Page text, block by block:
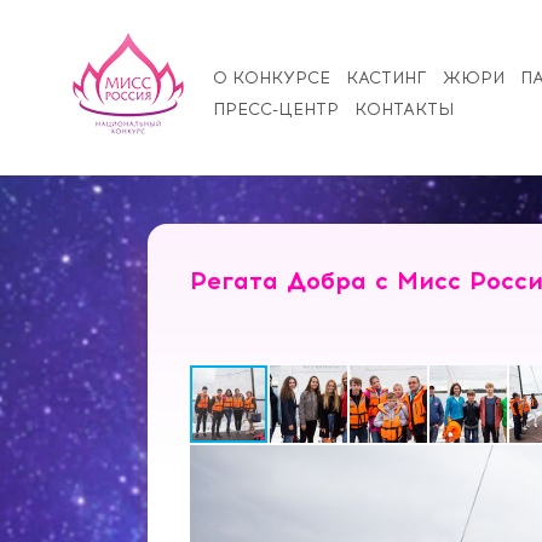
О КОНКУРСЕ КАСТИНГ ЖЮРИ
ПРЕСС-ЦЕНТР
КОНТАКТЫ
Регата Добра с Мисс